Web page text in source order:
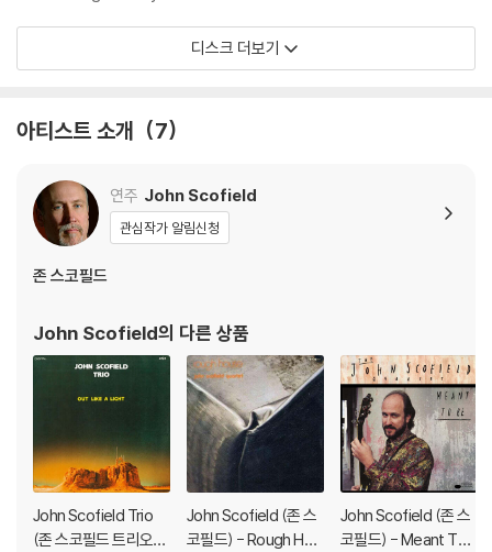
디스크 더보기
아티스트 소개 7
연주 John Scofield
관심작가 알림신청
존 스코필드
John Scofield의 다른 상품
John Scofield Trio
(존 스코필드 트리오) -
John Scofield (존 스
코필드) - Rough Hou
John Scofield (존 스
코필드) - Meant To B